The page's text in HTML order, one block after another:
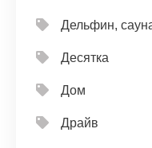
Дельфин,
Десятка
Дом
Драйв